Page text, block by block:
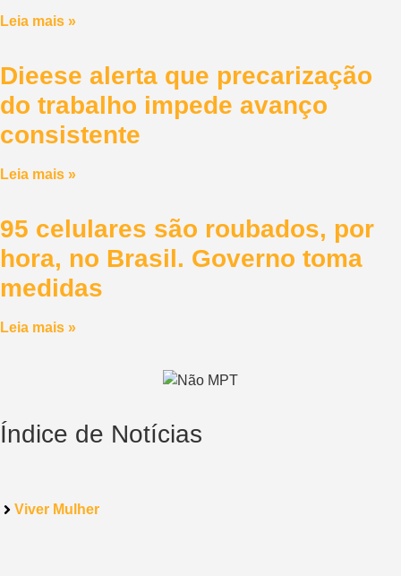
Leia mais »
Dieese alerta que precarização
do trabalho impede avanço
consistente
Leia mais »
95 celulares são roubados, por
hora, no Brasil. Governo toma
medidas
Leia mais »
Índice de Notícias
Viver Mulher